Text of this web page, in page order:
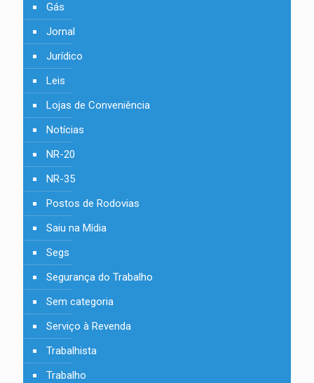
Gás
Jornal
Jurídico
Leis
Lojas de Conveniência
Notícias
NR-20
NR-35
Postos de Rodovias
Saiu na Mídia
Segs
Segurança do Trabalho
Sem categoria
Serviço à Revenda
Trabalhista
Trabalho